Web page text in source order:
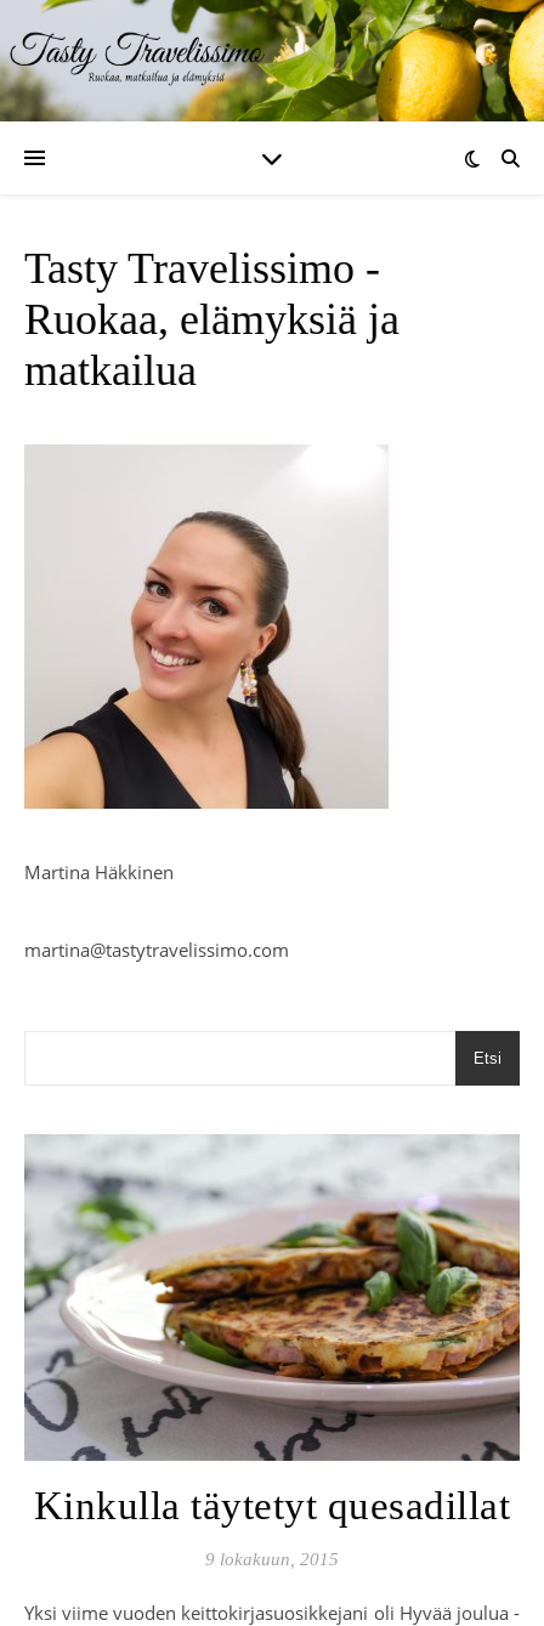
Tasty Travelissimo -
Ruokaa, elämyksiä ja
matkailua
Martina Häkkinen
martina@tastytravelissimo.com
Etsi
Kinkulla täytetyt quesadillat
9 lokakuun, 2015
Yksi viime vuoden keittokirjasuosikkejani oli Hyvää joulua -